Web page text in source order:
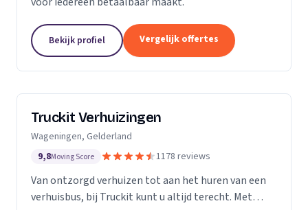
Bekijk profiel Vergelijk offertes
Truckit Verhuizingen
Wageningen, Gelderland
9,8Moving Score 1178 reviews
Van ontzorgd verhuizen tot aan het huren van een
verhuisbus, bij Truckit kunt u altijd terecht. Met